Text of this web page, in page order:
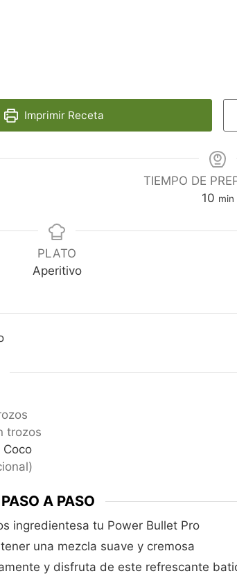
Imprimir Receta
TIEMPO DE
10 min
PLATO
Aperitivo
trozos
Coco
A PASO
ingredientesa tu Power Bullet Pro
una mezcla suave y cremosa
y disfruta de este refrescante